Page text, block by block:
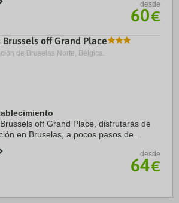
edificio Old England ... desde
60€
Brussels off Grand Place
de Bruselas Norte, Bélgica.
off Grand Place, disfrutarás de
en Bruselas, a pocos pasos de
Además, ...
desde
64€